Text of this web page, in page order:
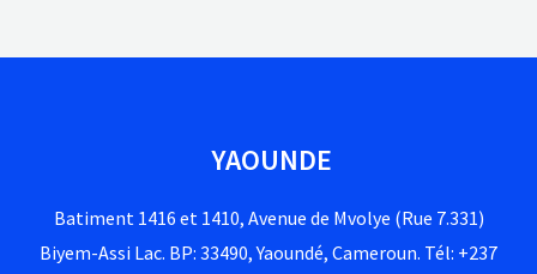
YAOUNDE
Batiment 1416 et 1410, Avenue de Mvolye (Rue 7.331)
Biyem-Assi Lac. BP: 33490, Yaoundé, Cameroun. Tél: +237